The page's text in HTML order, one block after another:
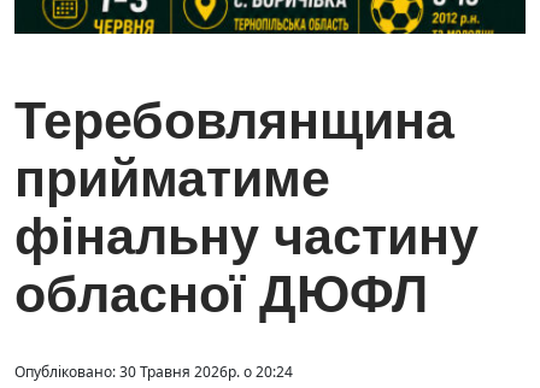
Теребовлянщина
прийматиме
фінальну частину
обласної ДЮФЛ
Опубліковано: 30 Травня 2026р. о 20:24